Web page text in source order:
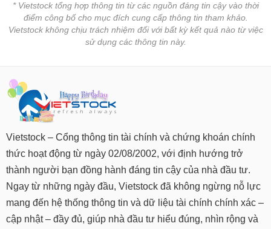
* Vietstock tổng hợp thông tin từ các nguồn đáng tin cậy vào thời
điểm công bố cho mục đích cung cấp thông tin tham khảo.
Vietstock không chịu trách nhiệm đối với bất kỳ kết quả nào từ việc
sử dụng các thông tin này.
Vietstock – Cổng thông tin tài chính và chứng khoán chính
thức hoạt động từ ngày 02/08/2002, với định hướng trở
thành người bạn đồng hành đáng tin cậy của nhà đầu tư.
Ngay từ những ngày đầu, Vietstock đã không ngừng nỗ lực
mang đến hệ thống thông tin và dữ liệu tài chính chính xác –
cập nhật – đầy đủ, giúp nhà đầu tư hiểu đúng, nhìn rộng và